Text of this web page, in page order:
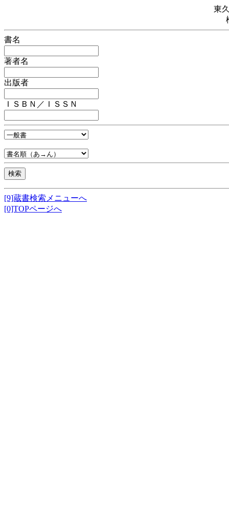
東
書名
著者名
出版者
ＩＳＢＮ／ＩＳＳＮ
[9]蔵書検索メニューへ
[0]TOPページへ